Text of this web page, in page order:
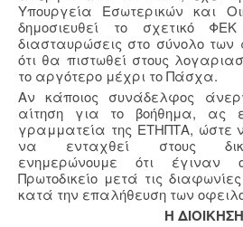
Υπουργεία Εσωτερικών και
δημοσιευθεί το σχετικό
διασταυρώσεις στο σύνολο των
ότι θα πιστωθεί στους
το αργότερο μέχρι το Πάσχα.
Αν κάποιος συνάδελφος
αίτηση για το βοήθημα, ας
γραμματεία της ΕΤΗΠΤΑ, ώστε
να ενταχθεί στους
ενημερώνουμε ότι έγιναν
Πρωτοδικείο μετά τις
κατά την επαλήθευση των
Η ΔΙΟΙΚΗΣΗ